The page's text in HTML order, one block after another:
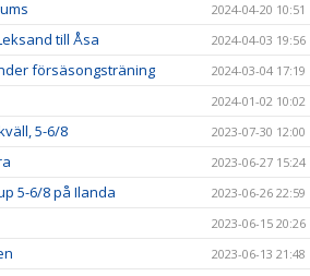
2024-04-20 10:51
till Åsa 2024-04-03 19:56
försäsongsträning 2024-03-04 17:19
2024-01-02 10:02
5-6/8 2023-07-30 12:00
2023-06-27 15:24
5-6/8 på Ilanda 2023-06-26 22:59
2023-06-15 20:26
2023-06-13 21:48